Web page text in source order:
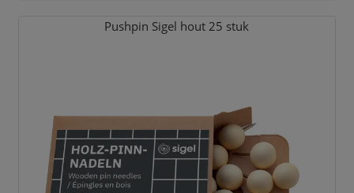
Pushpin Sigel hout 25 stuk